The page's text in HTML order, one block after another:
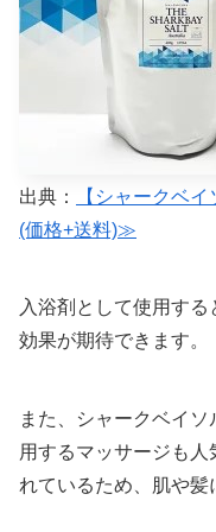
出典：
【シャークベ
(価格+送料)≫
入浴剤として使用す
効果が期待できます。
また、シャークベイ
用するマッサージも
れているため、肌や髪